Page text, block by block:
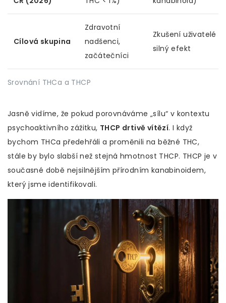
Srovnání THCa a THCP
Cílová skupina
Zdravotní
nadšenci,
začátečníci
Zkušení uživatelé
silný efekt
Jasně vidíme, že pokud porovnáváme „sílu“ v kontextu
psychoaktivního zážitku, THCP drtivě vítězí. I když
bychom THCa předehřáli a proměnili na běžné THC,
stále by bylo slabší než stejná hmotnost THCP. THCP je v
současné době nejsilnějším přírodním kanabinoidem,
který jsme identifikovali.